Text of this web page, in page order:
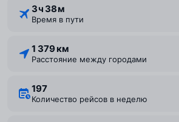
3 ⁠ч 38 ⁠м
Время в пути
1 379 км
Расстояние между городами
197
Количество рейсов в неделю